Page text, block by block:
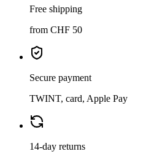
Free shipping
from CHF 50
Secure payment
TWINT, card, Apple Pay
14-day returns